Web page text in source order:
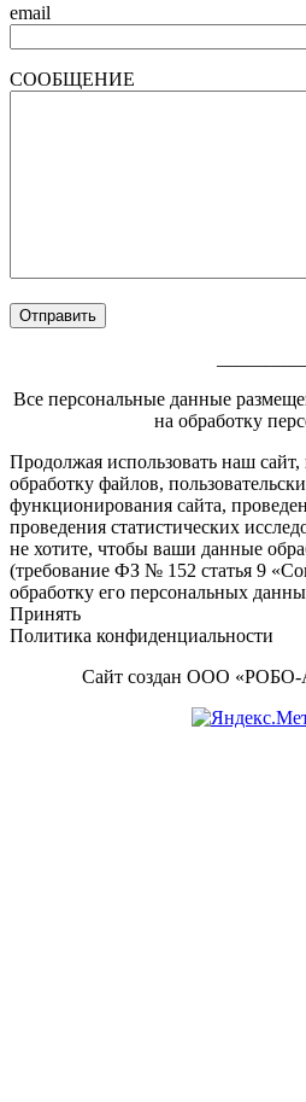
email
СООБЩЕНИЕ
Все персональные данные
на обработку
Footer
Content
Продолжая использовать наш сайт,
обработку файлов,
функционирования сайта,
проведения статистических
не хотите, чтобы ваши данные
(требование ФЗ № 152 статья 9
обработку его персональных
Принять
Политика конфиденциальности
Сайт создан ООО «РОБО-